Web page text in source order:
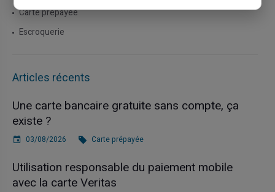
Carte prépayée
Escroquerie
Articles récents
Une carte bancaire gratuite sans compte, ça
existe ?
03/08/2026 Carte prépayée
Utilisation responsable du paiement mobile
avec la carte Veritas